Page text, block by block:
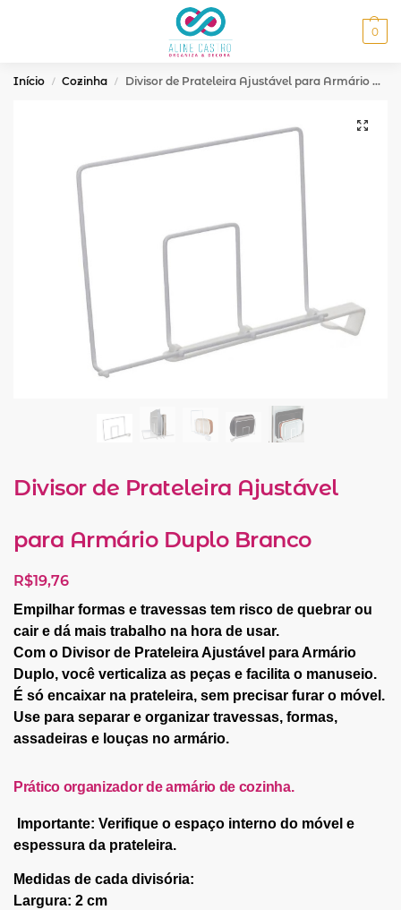
0
Início / Cozinha / Divisor de Prateleira Ajustável para Armário Duplo Branco
Divisor de Prateleira Ajustável
para Armário Duplo Branco
R$19,76
Empilhar formas e travessas tem risco de quebrar ou
cair e dá mais trabalho na hora de usar.
Com o Divisor de Prateleira Ajustável para Armário
Duplo, você verticaliza as peças e facilita o manuseio.
É só encaixar na prateleira, sem precisar furar o móvel.
Use para separar e organizar travessas, formas,
assadeiras e louças no armário.
Prático organizador de armário de cozinha.
Importante: Verifique o espaço interno do móvel e
espessura da prateleira.
Medidas de cada divisória:
Largura: 2 cm